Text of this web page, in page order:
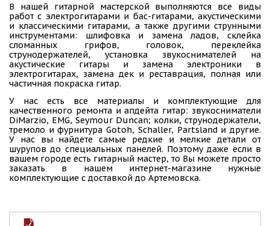
В нашей гитарной мастерской выполняются все виды
работ с электрогитарами и бас-гитарами, акустическими
и классическими гитарами, а также другими струнными
инструментами: шлифовка и замена ладов, склейка
сломанных грифов, головок, переклейка
струнодержателей, установка звукоснимателей на
акустические гитары и замена электроники в
электрогитарах, замена дек и реставрация, полная или
частичная покраска гитар.
У нас есть все материалы и комплектующие для
качественного ремонта и апдейта гитар: звукосниматели
DiMarzio, EMG, Seymour Duncan; колки, струнодержатели,
тремоло и фурнитура Gotoh, Schaller, Partsland и другие.
У нас вы найдете самые редкие и мелкие детали от
шурупов до специальных панелей. Поэтому даже если в
вашем городе есть гитарный мастер, то Вы можете просто
заказать в нашем интернет-магазине нужные
комплектующие с доставкой до Артемовска.